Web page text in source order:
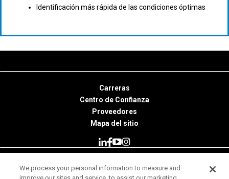
Identificación más rápida de las condiciones óptimas
Carreras
Centro de Confianza
Proveedores
Mapa del sitio
© 2026 Minitab, LLC. All Rights Reserved.
We process your personal information to measure and